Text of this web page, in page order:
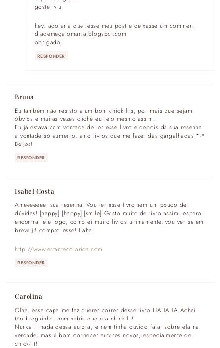
gostei viu
hey, adoraria que lesse meu post e deixasse um comment.
diademegalomania.blogspot.com
obrigado
RESPONDER
Bruna
Eu também não resisto a um bom chick lits, por mais que sejam
óbvios e muitas vezes cliché eu leio mesmo assim.
Eu já estava com vontade de ler esse livro e depois da sua resenha
a vontade só aumento, amo livros que me fazer das gargalhadas *-*
Beijos!
RESPONDER
Isabel Costa
Ameeeeeeei sua resenha! Vou ler esse livro sem um pouco de
dúvidas! [happy] [happy] [smile] Gosto muito de livro assim, espero
encontrar ele logo, comprei muito livros ultimamente, vou ver se em
breve já compro esse! Haha
http://www.estantecolorida.com
RESPONDER
Carolina
Olha, essa capa me faz querer correr desse livro HAHAHA Achei
tão breguinha, nem sabia que era chick-lit!
Nunca li nada dessa autora, e nem tinha ouvido falar sobre ela na
verdade, mas é bom conhecer autores novos, especialmente de
chick-lit!